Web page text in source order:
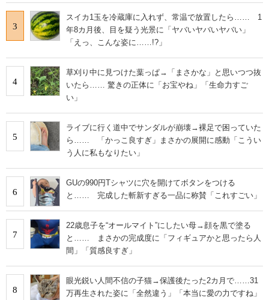
3
スイカ1玉を冷蔵庫に入れず、常温で放置したら…… 1
年8カ月後、目を疑う光景に「ヤバいヤバいヤバい」
「えっ、こんな姿に……!?」
4
草刈り中に見つけた葉っぱ→「まさかな」と思いつつ抜
いたら…… 驚きの正体に「お宝やね」「生命力すご
い」
5
ライブに行く道中でサンダルが崩壊→裸足で困っていた
ら…… 「かっこ良すぎ」まさかの展開に感動「こうい
う人に私もなりたい」
6
GUの990円Tシャツに穴を開けてボタンをつける
と…… 完成した斬新すぎる一品に称賛「これすごい」
7
22歳息子を“オールマイト”にしたい母→顔を黒で塗る
と…… まさかの完成度に「フィギュアかと思ったら人
間」「質感良すぎ」
8
眼光鋭い人間不信の子猫→保護後たった2カ月で……31
万再生された姿に「全然違う」「本当に愛の力ですね」